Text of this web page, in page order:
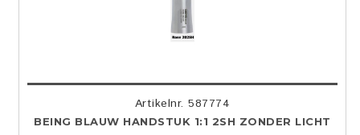
Artikelnr. 587774
BEING BLAUW HANDSTUK 1:1 2SH ZONDER LICHT